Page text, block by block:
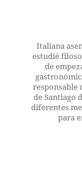
Italiana
estudié
de
responsable
de Santiago
diferentes
para